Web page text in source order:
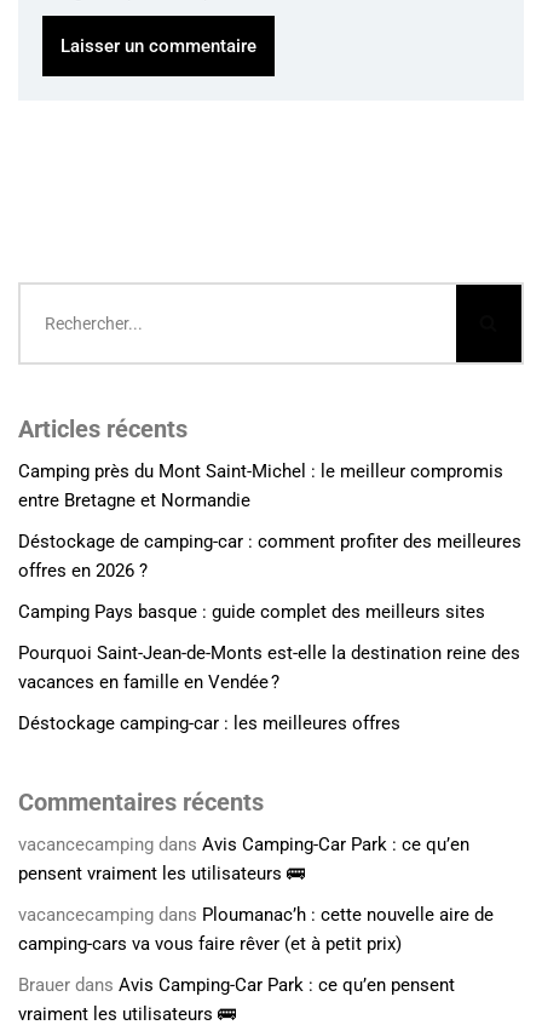
Articles récents
Camping près du Mont Saint-Michel : le meilleur compromis
entre Bretagne et Normandie
Déstockage de camping-car : comment profiter des meilleures
offres en 2026 ?
Camping Pays basque : guide complet des meilleurs sites
Pourquoi Saint-Jean-de-Monts est-elle la destination reine des
vacances en famille en Vendée ?
Déstockage camping-car : les meilleures offres
Commentaires récents
vacancecamping dans Avis Camping-Car Park : ce qu’en
pensent vraiment les utilisateurs 🚌
vacancecamping dans Ploumanac’h : cette nouvelle aire de
camping-cars va vous faire rêver (et à petit prix)
Brauer dans Avis Camping-Car Park : ce qu’en pensent
vraiment les utilisateurs 🚌